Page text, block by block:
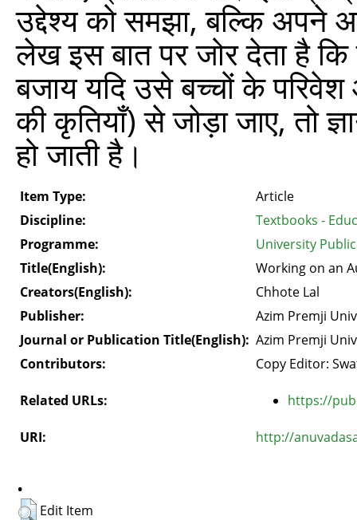
उद्देश्य को समझा, बल्कि अपने
लेख इस बात पर जोर देता है
बजाय यदि उसे बच्चों के
की कृतियाँ) से जोड़ा जाए, तो
हो जाती है।
Item Type:
Article
Discipline:
Textbooks -
Programme:
University
Title(English):
Working on an
Creators(English):
Chhote Lal
Publisher:
Azim Premji
Journal or Publication Title(English): Azim Premji
Contributors:
Copy Editor:
Related URLs: https://
URI: http://
.
Edit Item